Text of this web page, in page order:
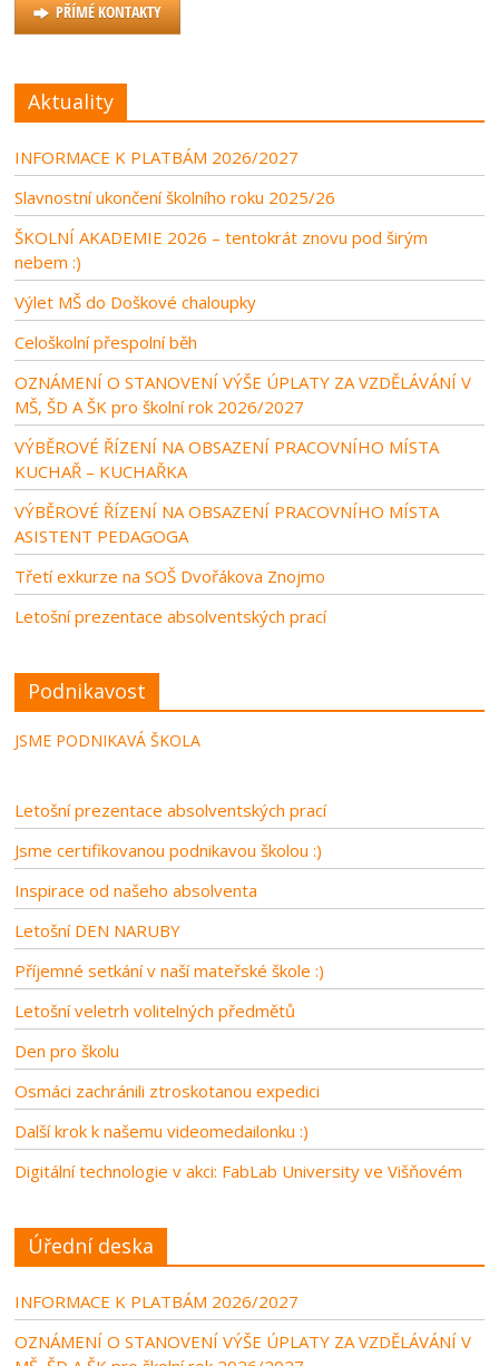
PŘÍMÉ KONTAKTY
Aktuality
INFORMACE K PLATBÁM 2026/2027
Slavnostní ukončení školního roku 2025/26
ŠKOLNÍ AKADEMIE 2026 – tentokrát znovu pod širým
nebem :)
Výlet MŠ do Doškové chaloupky
Celoškolní přespolní běh
OZNÁMENÍ O STANOVENÍ VÝŠE ÚPLATY ZA VZDĚLÁVÁNÍ V
MŠ, ŠD A ŠK pro školní rok 2026/2027
VÝBĚROVÉ ŘÍZENÍ NA OBSAZENÍ PRACOVNÍHO MÍSTA
KUCHAŘ – KUCHAŘKA
VÝBĚROVÉ ŘÍZENÍ NA OBSAZENÍ PRACOVNÍHO MÍSTA
ASISTENT PEDAGOGA
Třetí exkurze na SOŠ Dvořákova Znojmo
Letošní prezentace absolventských prací
Podnikavost
JSME PODNIKAVÁ ŠKOLA
Letošní prezentace absolventských prací
Jsme certifikovanou podnikavou školou :)
Inspirace od našeho absolventa
Letošní DEN NARUBY
Příjemné setkání v naší mateřské škole :)
Letošní veletrh volitelných předmětů
Den pro školu
Osmáci zachránili ztroskotanou expedici
Další krok k našemu videomedailonku :)
Digitální technologie v akci: FabLab University ve Višňovém
Úřední deska
INFORMACE K PLATBÁM 2026/2027
OZNÁMENÍ O STANOVENÍ VÝŠE ÚPLATY ZA VZDĚLÁVÁNÍ V